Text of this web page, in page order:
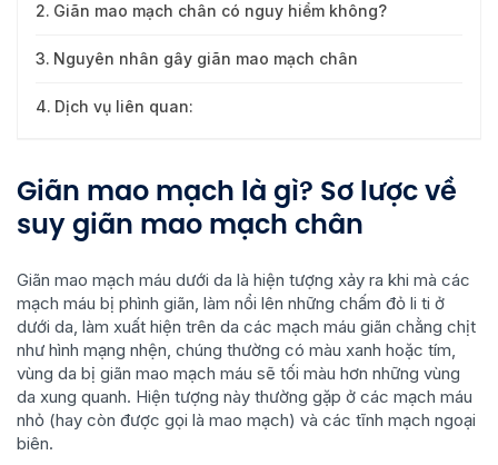
Giãn mao mạch chân có nguy hiểm không?
Nguyên nhân gây giãn mao mạch chân
Dịch vụ liên quan:
Giãn mao mạch là gì? Sơ lược về
suy giãn mao mạch chân
Giãn mao mạch máu dưới da là hiện tượng xảy ra khi mà các
mạch máu bị phình giãn, làm nổi lên những chấm đỏ li ti ở
dưới da, làm xuất hiện trên da các mạch máu giãn chằng chịt
như hình mạng nhện, chúng thường có màu xanh hoặc tím,
vùng da bị giãn mao mạch máu sẽ tối màu hơn những vùng
da xung quanh. Hiện tượng này thường gặp ở các mạch máu
nhỏ (hay còn được gọi là mao mạch) và các tĩnh mạch ngoại
biên.